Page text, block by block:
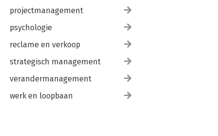
projectmanagement
psychologie
reclame en verkoop
strategisch management
verandermanagement
werk en loopbaan